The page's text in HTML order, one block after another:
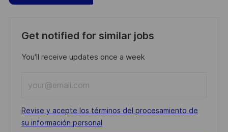
Get notified for similar jobs
You'll receive updates once a week
Email
address
(Required)
Required
Revise y acepte los términos del procesamiento de
su información personal